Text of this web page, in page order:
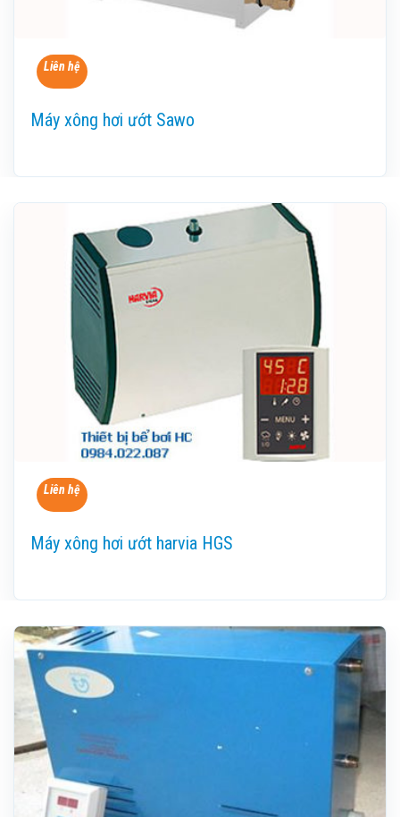
Liên hệ
Máy xông hơi ướt Sawo
Liên hệ
Máy xông hơi ướt harvia HGS